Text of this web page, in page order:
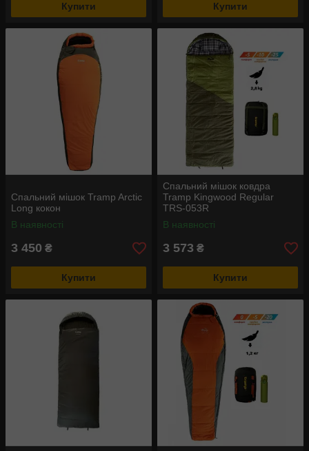
Купити Купити
Спальний мішок Tramp Arctic
Long кокон
В наявності
3 450 ₴
Купити
Спальний мішок ковдра
Tramp Kingwood Regular
TRS-053R
В наявності
3 573 ₴
Купити